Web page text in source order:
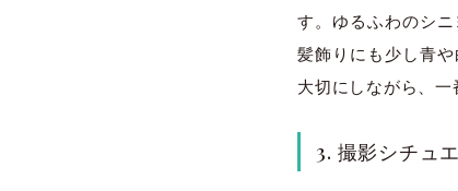
す。ゆるふわのシ
髪飾りにも少し青
大切にしながら、一
3. 撮影シチュ